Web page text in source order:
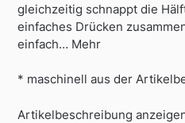
gleichzeitig schnappt die
einfaches Drücken
einfach… Mehr
* maschinell aus der
Artikelbeschreibung